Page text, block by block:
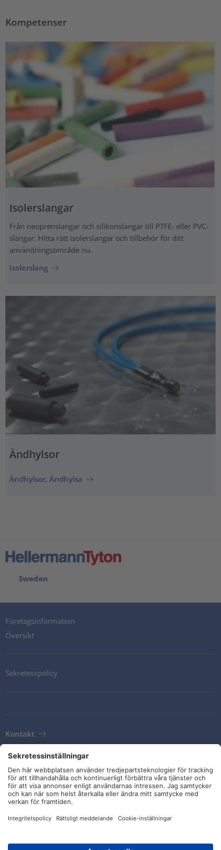
Kompetenser
Isolerslangar
Från neoprenslangar och silikonslangar till PTFE- eller PVC-
slangar: Hitta rätt isolerslangar och tillbehör för ditt
användningsområde nu.
Isolerslang
Ändhylsor
Ändhylsor, Ändhylsa
Sweden
Företagsinformation
Översikt
Sekretesspolicy
Kontakt
Leveransvillkor
Riktlinjer och åtaganden
Sociala medier